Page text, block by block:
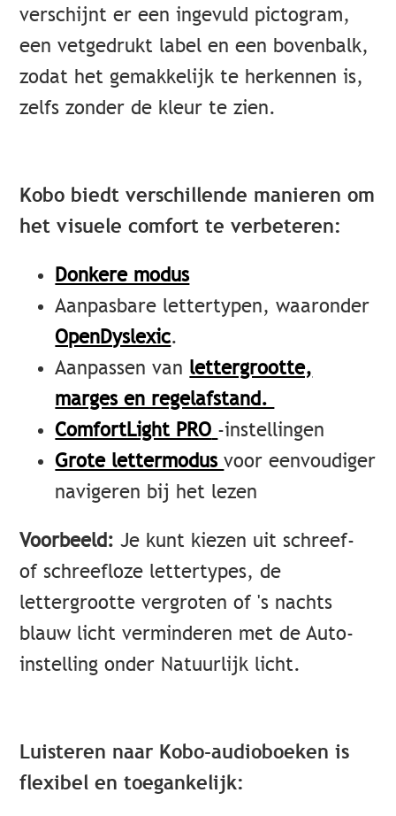
verschijnt er een ingevuld pictogram,
een vetgedrukt label en een bovenbalk,
zodat het gemakkelijk te herkennen is,
zelfs zonder de kleur te zien.
Kobo biedt verschillende manieren om
het visuele comfort te verbeteren:
Donkere modus
Aanpasbare lettertypen, waaronder
OpenDyslexic.
Aanpassen van lettergrootte,
marges en regelafstand.
ComfortLight PRO -instellingen
Grote lettermodusvoor eenvoudiger
navigeren bij het lezen
Voorbeeld: Je kunt kiezen uit schreef-
of schreefloze lettertypes, de
lettergrootte vergroten of 's nachts
blauw licht verminderen met de Auto-
instelling onder Natuurlijk licht.
Luisteren naar Kobo-audioboeken is
flexibel en toegankelijk: